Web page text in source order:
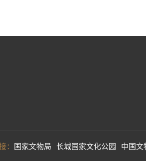
： 国家文物局 长城国家文化公园 中国文